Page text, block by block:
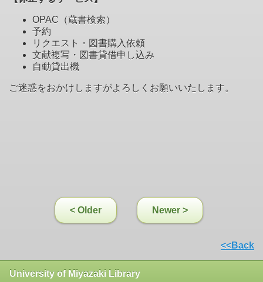
OPAC（蔵書検索）
予約
リクエスト・図書購入依頼
文献複写・図書貸借申し込み
自動貸出機
ご迷惑をおかけしますがよろしくお願いいたします。
< Older Newer >
<<Back
University of Miyazaki Library